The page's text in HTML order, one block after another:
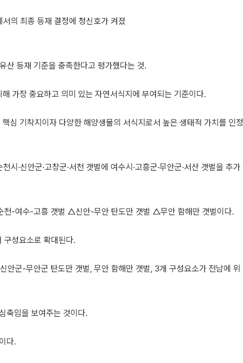
의 최종 등재 결정에 청신호가 켜졌
산 등재 기준을 충족한다고 평가했다는 것.
가장 중요하고 의미 있는 자연서식지에 부여되는 기준이다.
심 기착지이자 다양한 해양생물의 서식지로서 높은 생태적 가치를 인정
·신안군·고창군·서천 갯벌에 여수시·고흥군·무안군·서산 갯벌을 추가
천-여수-고흥 갯벌 △신안-무안 탄도만 갯벌 △무안 함해만 갯벌이다.
성요소로 확대된다.
안군-무안군 탄도만 갯벌, 무안 함해만 갯벌, 3개 구성요소가 전남에 위
축임을 보여주는 것이다.
다.